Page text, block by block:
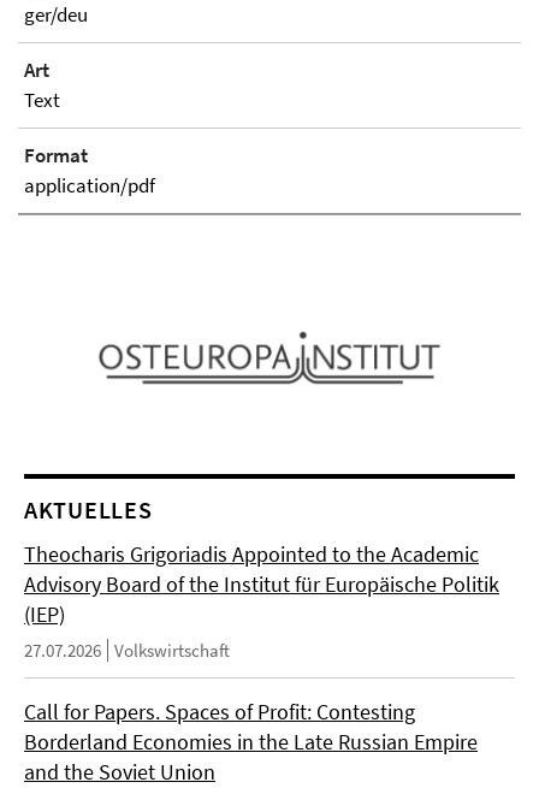
ger/deu
Art
Text
Format
application/pdf
AKTUELLES
Theocharis Grigoriadis Appointed to the Academic
Advisory Board of the Institut für Europäische Politik
(IEP)
27.07.2026 Volkswirtschaft
Call for Papers. Spaces of Profit: Contesting
Borderland Economies in the Late Russian Empire
and the Soviet Union